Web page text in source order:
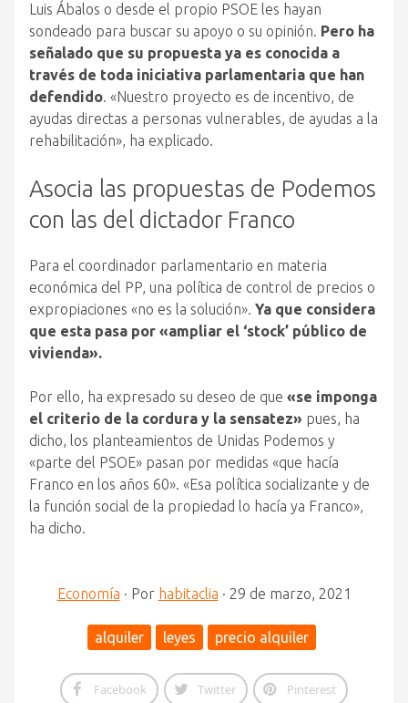
Luis Ábalos o desde el propio PSOE les hayan
sondeado para buscar su apoyo o su opinión. Pero ha
señalado que su propuesta ya es conocida a
través de toda iniciativa parlamentaria que han
defendido. «Nuestro proyecto es de incentivo, de
ayudas directas a personas vulnerables, de ayudas a la
rehabilitación», ha explicado.
Asocia las propuestas de Podemos
con las del dictador Franco
Para el coordinador parlamentario en materia
económica del PP, una política de control de precios o
expropiaciones «no es la solución». Ya que considera
que esta pasa por «ampliar el ‘stock’ público de
vivienda».
Por ello, ha expresado su deseo de que «se imponga
el criterio de la cordura y la sensatez» pues, ha
dicho, los planteamientos de Unidas Podemos y
«parte del PSOE» pasan por medidas «que hacía
Franco en los años 60». «Esa política socializante y de
la función social de la propiedad lo hacía ya Franco»,
ha dicho.
Economía · Por habitaclia · 29 de marzo, 2021
alquiler leyes precio alquiler
Facebook Twitter Pinterest